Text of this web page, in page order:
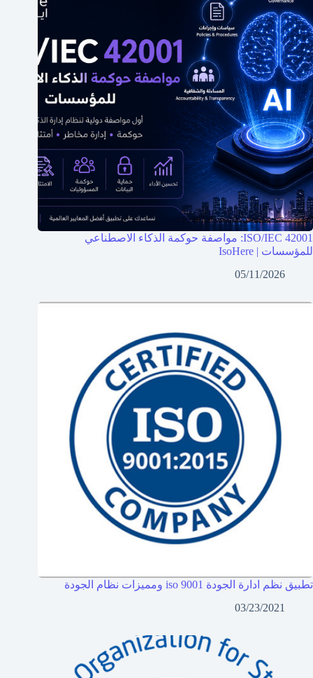
ISO/IEC 42001: مواصفة حوكمة الذكاء الاصطناعي
للمؤسسات | IsoHere
05/11/2026
تطبيق نظم ادارة الجودة iso 9001 ومميزات نظام الجودة
03/23/2021